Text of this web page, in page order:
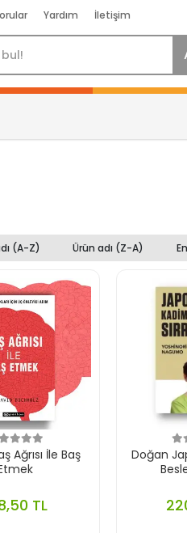
Yardım İletişim
(A-Z) Ürün adı (Z-A)
Ağrısı İle Baş
TL
Doğan